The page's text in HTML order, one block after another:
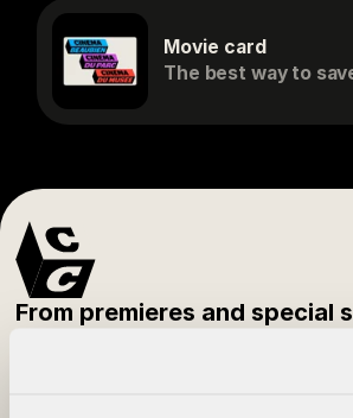
Movie card
The best way to
From premieres and special
festivals and classic films —
know what’s playing each